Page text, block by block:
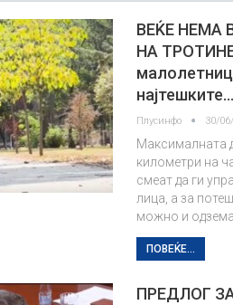
ВЕЌЕ НЕМА
НА
најтешките…
Плусинфо 30/
Максималната
километри на
смеат да ги
лица, а за
можно и
ПОВЕЌЕ...
ПРЕДЛОГ